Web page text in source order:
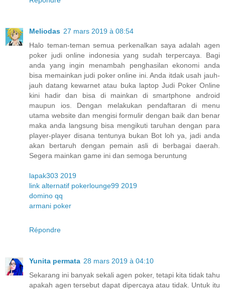
Meliodas 27 mars 2019 à 08:54
Halo teman-teman semua perkenalkan saya adalah agen
poker judi online indonesia yang sudah terpercaya. Bagi
anda yang ingin menambah penghasilan ekonomi anda
bisa memainkan judi poker online ini. Anda itdak usah jauh-
jauh datang kewarnet atau buka laptop Judi Poker Online
kini hadir dan bisa di mainkan di smartphone android
maupun ios. Dengan melakukan pendaftaran di menu
utama website dan mengisi formulir dengan baik dan benar
maka anda langsung bisa mengikuti taruhan dengan para
player-player disana tentunya bukan Bot loh ya, jadi anda
akan bertaruh dengan pemain asli di berbagai daerah.
Segera mainkan game ini dan semoga beruntung
lapak303 2019
link alternatif pokerlounge99 2019
domino qq
armani poker
Répondre
Yunita permata 28 mars 2019 à 04:10
Sekarang ini banyak sekali agen poker, tetapi kita tidak tahu
apakah agen tersebut dapat dipercaya atau tidak. Untuk itu